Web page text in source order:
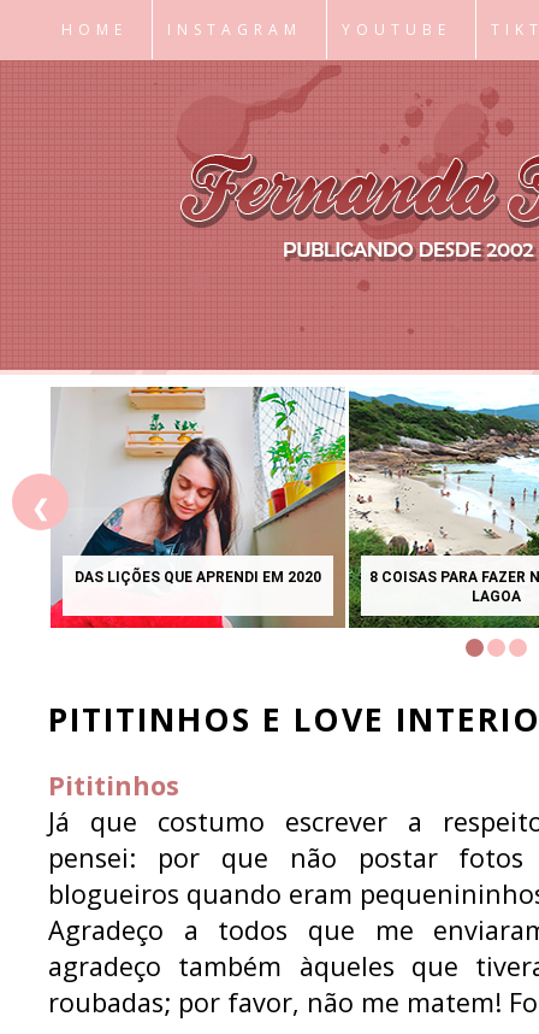
HOME INSTAGRAM YOUTUBE
QUANDO ADOTAMOS O TIMMY E O
LIVRO INTERATIVO: 1
CADA VEZ
❮
PITITINHOS E LOVE
Pititinhos
Já que costumo escrever a
pensei: por que não postar
blogueiros quando eram
Agradeço a todos que me
agradeço também àqueles que
roubadas; por favor, não me matem!